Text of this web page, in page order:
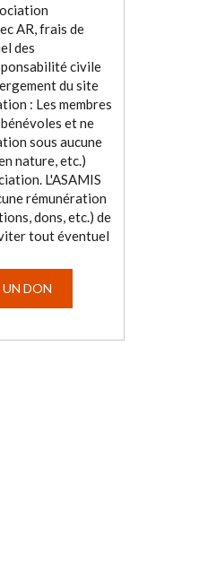
AR, frais de
des
civile
du site
: Les membres
et ne
sous aucune
nature, etc.)
L'ASAMIS
rémunération
dons, etc.) de
tout éventuel
UN DON